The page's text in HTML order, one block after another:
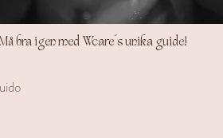
bra igen med Wcare´s unika guide!